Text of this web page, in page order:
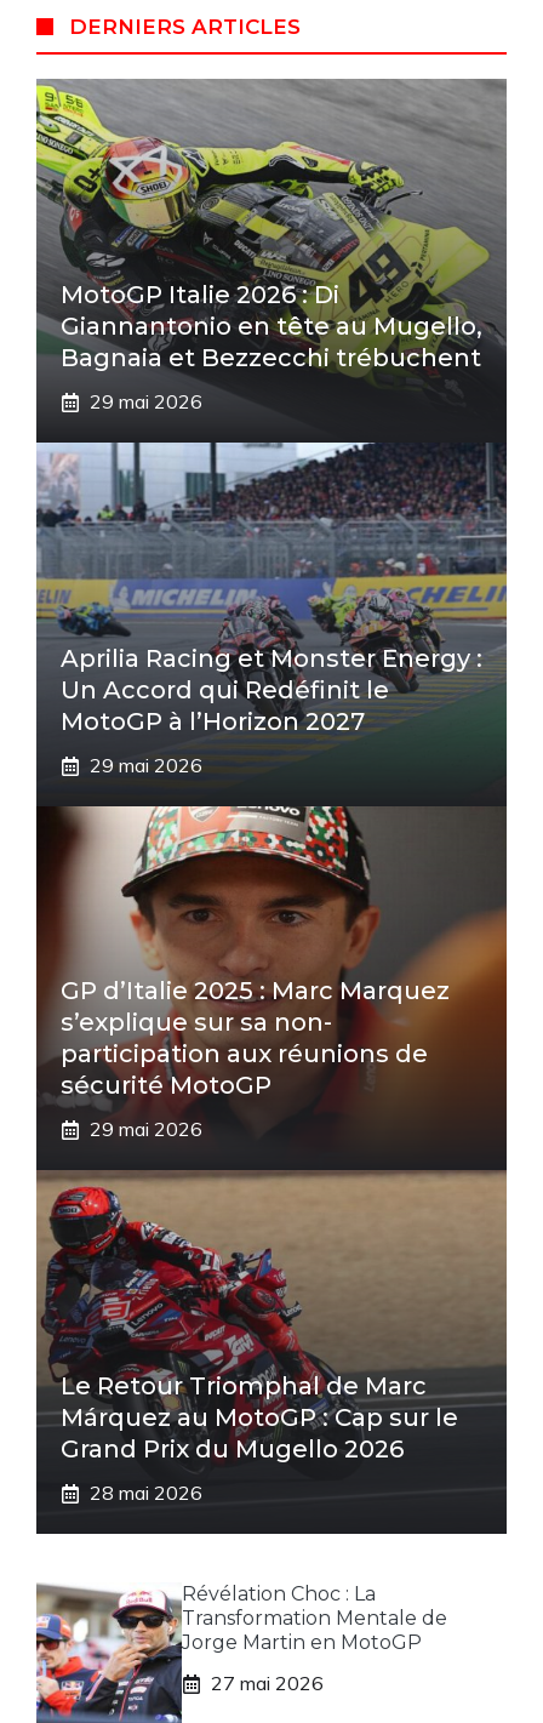
DERNIERS ARTICLES
MotoGP Italie 2026 : Di
Giannantonio en tête au Mugello,
Bagnaia et Bezzecchi trébuchent
29 mai 2026
Aprilia Racing et Monster Energy :
Un Accord qui Redéfinit le
MotoGP à l’Horizon 2027
29 mai 2026
GP d’Italie 2025 : Marc Marquez
s’explique sur sa non-
participation aux réunions de
sécurité MotoGP
29 mai 2026
Le Retour Triomphal de Marc
Márquez au MotoGP : Cap sur le
Grand Prix du Mugello 2026
28 mai 2026
Révélation Choc : La
Transformation Mentale de
Jorge Martin en MotoGP
27 mai 2026